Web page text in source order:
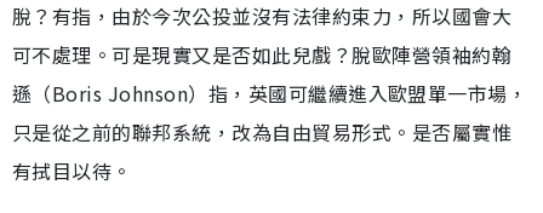
脫？有指，由於今次公投並沒有法律約束力，所以國會大
可不處理。可是現實又是否如此兒戲？脫歐陣營領袖約翰
遜（Boris Johnson）指，英國可繼續進入歐盟單一市場，
只是從之前的聯邦系統，改為自由貿易形式。是否屬實惟
有拭目以待。